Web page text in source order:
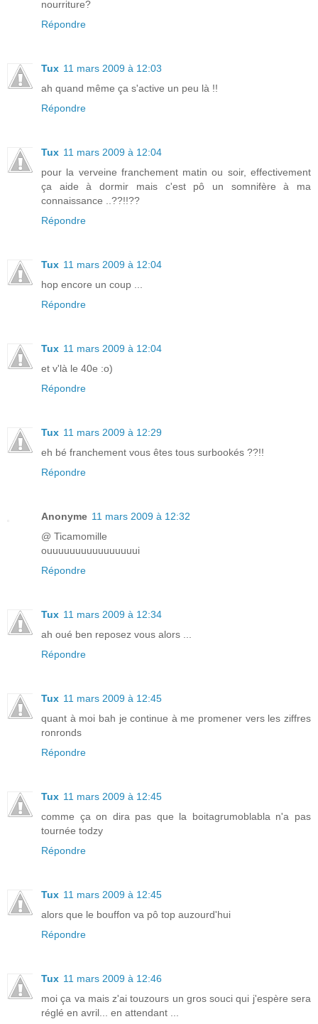
nourriture?
Répondre
Tux 11 mars 2009 à 12:03
ah quand même ça s'active un peu là !!
Répondre
Tux 11 mars 2009 à 12:04
pour la verveine franchement matin ou soir, effectivement
ça aide à dormir mais c'est pô un somnifère à ma
connaissance ..??!!??
Répondre
Tux 11 mars 2009 à 12:04
hop encore un coup ...
Répondre
Tux 11 mars 2009 à 12:04
et v'là le 40e :o)
Répondre
Tux 11 mars 2009 à 12:29
eh bé franchement vous êtes tous surbookés ??!!
Répondre
Anonyme 11 mars 2009 à 12:32
@ Ticamomille
ouuuuuuuuuuuuuuuui
Répondre
Tux 11 mars 2009 à 12:34
ah oué ben reposez vous alors ...
Répondre
Tux 11 mars 2009 à 12:45
quant à moi bah je continue à me promener vers les ziffres
ronronds
Répondre
Tux 11 mars 2009 à 12:45
comme ça on dira pas que la boitagrumoblabla n'a pas
tournée todzy
Répondre
Tux 11 mars 2009 à 12:45
alors que le bouffon va pô top auzourd'hui
Répondre
Tux 11 mars 2009 à 12:46
moi ça va mais z'ai touzours un gros souci qui j'espère sera
réglé en avril... en attendant ...